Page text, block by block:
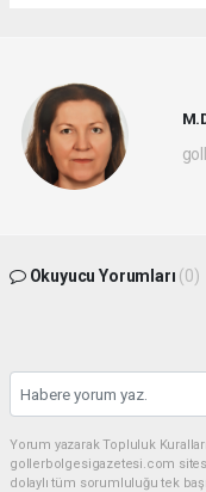
Okuyucu Yorumları (0)
Yorum yazarak Topluluk
gollerbolgesigazetesi.com
dolaylı tüm sorumluluğu tek